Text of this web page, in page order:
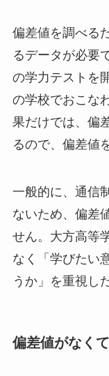
偏差値を調べる
るデータが必要
の学力テストを
の学校でおこな
果だけでは、偏
るので、偏差値
一般的に、通信
ないため、偏差
せん。大方高等
なく「学びたい
うか」を重視し
偏差値がなく